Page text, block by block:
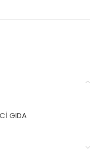
GIDA